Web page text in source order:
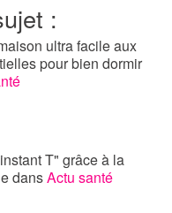
:
ultra facile aux
pour bien dormir
T" grâce à la
dansActu santé